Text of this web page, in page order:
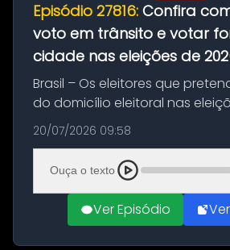
Episódio 27816: Confira
voto em trânsito e votar
cidade nas eleições de
Brasil – Os eleitores que
do domicílio eleitoral nas
podem solicitar o voto em
desta segunda-feira (20). O
feito até 20 de ag...
20/07/2026 09:58
Ouça o texto
Ver Episódio